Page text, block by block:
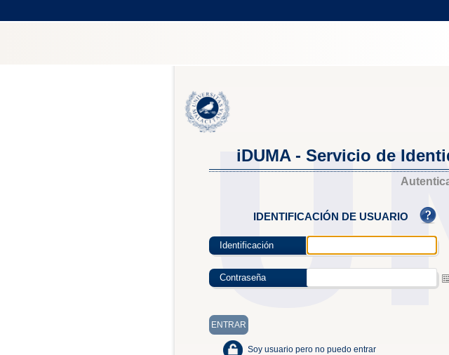
iDUMA - Servicio de
IDENTIFICACIÓN DE USUARIO
Identificación
Contraseña
Soy usuario pero no puedo entrar